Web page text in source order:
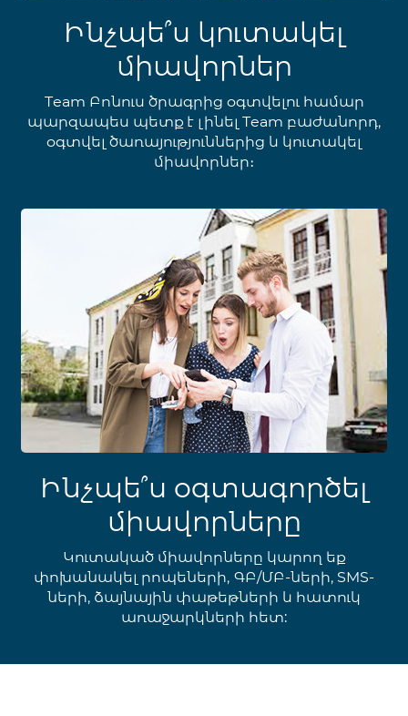
Ինչպե՞ս կուտակել
միավորներ
Team Բոնուս ծրագրից օգտվելու համար
պարզապես պետք է լինել Team բաժանորդ,
օգտվել ծառայություններից և կուտակել
միավորներ։
Ինչպե՞ս օգտագործել
միավորները
Կուտակած միավորները կարող եք
փոխանակել րոպեների, ԳԲ/ՄԲ-ների, SMS-
ների, ձայնային փաթեթների և հատուկ
առաջարկների հետ: